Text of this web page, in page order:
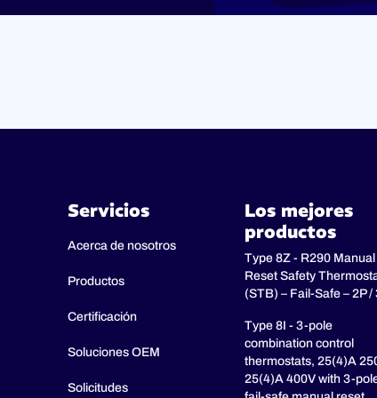
Servicios
Acerca de nosotros
Productos
Certificación
Soluciones OEM
Solicitudes
Los mejores
productos
Type 8Z - R290 Manual
Reset Safety
(STB) – Fail-Safe – 2P /
Type 8I - 3-pole
combination control
thermostats, 25(4)A
25(4)A 400V with 3-